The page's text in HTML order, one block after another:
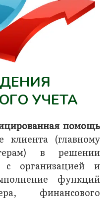
УЧЕТА
помощь
клиента (главному
в решении
с организацией и
функций
финансового